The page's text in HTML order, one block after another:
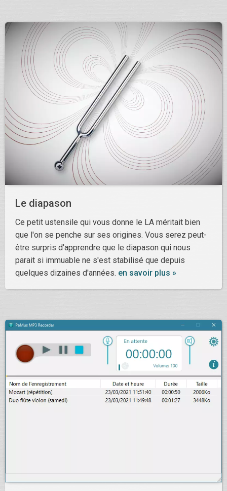
Le diapason
Ce petit ustensile qui vous donne le LA méritait bien
que l'on se penche sur ses origines. Vous serez peut-
être surpris d'apprendre que le diapason qui nous
parait si immuable ne s'est stabilisé que depuis
quelques dizaines d'années. en savoir plus »